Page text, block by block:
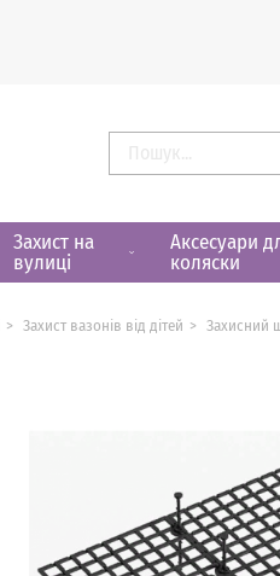
Захист на
вулиці
Аксесуари
коляски
Захист вазонів від дітей Захисний